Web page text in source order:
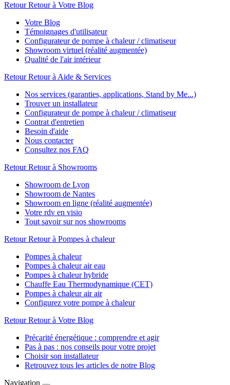
Retour Retour à Votre Blog
Votre Blog
Témoignages d'utilisateur
Configurateur de pompe à chaleur / climatiseur
Showroom virtuel (réalité augmentée)
Qualité de l'air intérieur
Retour Retour à Aide & Services
Nos services (garanties, applications, Stand by Me...)
Trouver un installateur
Configurateur de pompe à chaleur / climatiseur
Contrat d'entretien
Besoin d'aide
Nous contacter
Consultez nos FAQ
Retour Retour à Showrooms
Showroom de Lyon
Showroom de Nantes
Showroom en ligne (réalité augmentée)
Votre rdv en visio
Tout savoir sur nos showrooms
Retour Retour à Pompes à chaleur
Pompes à chaleur
Pompes à chaleur air eau
Pompes à chaleur hybride
Chauffe Eau Thermodynamique (CET)
Pompes à chaleur air air
Configurez votre pompe à chaleur
Retour Retour à Votre Blog
Précarité énergétique : comprendre et agir
Pas à pas : nos conseils pour votre projet
Choisir son installateur
Retrouvez tous les articles de notre Blog
Navigation